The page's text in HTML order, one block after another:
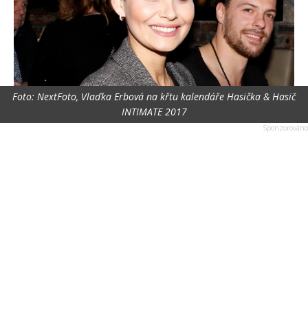
Foto: NextFoto, Vlaďka Erbová na křtu kalendáře Hasička & Hasič
INTIMATE 2017